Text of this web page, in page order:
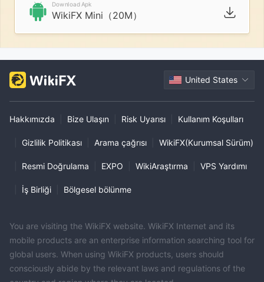
Download Apk
WikiFX Mini（20M）
United States
Hakkımızda Bize Ulaşın Risk Uyarısı Kullanım Koşulları
Gizlilik Politikası Arama çağrısı WikiFX(Kurumsal Sürüm)
Resmi Doğrulama EXPO WikiAraştırma VPS Yardımı
İş Birliği Bölgesel bölünme
You are visiting the WikiFX website. WikiFX Internet and its
mobile products are an enterprise information searching tool for
global users. When using WikiFX products, users should
consciously abide by the relevant laws and regulations of the